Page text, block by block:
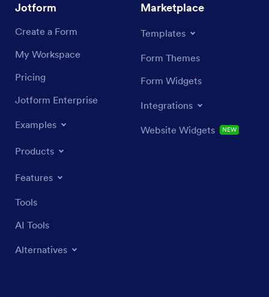
Jotform
Create a Form
My Workspace
Pricing
Jotform Enterprise
Examples
Products
Features
Tools
AI Tools
Alternatives
Marketplace
Templates
Form Themes
Form Widgets
Integrations
Website Widgets NEW